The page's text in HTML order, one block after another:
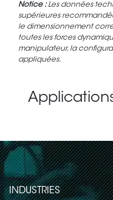
Notice :Les données
supérieures
le dimensionnement
toutes les forces
manipulateur, la
appliquées.
INDUSTRIES